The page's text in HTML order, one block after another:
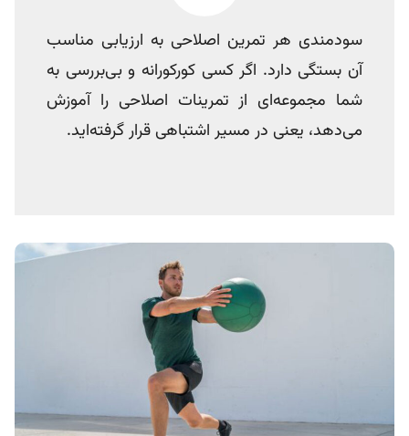
سودمندی هر تمرین اصلاحی به ارزیابی مناسب
آن بستگی دارد. اگر کسی کورکورانه و بی‌بررسی به
شما مجموعه‌ای از تمرینات اصلاحی را آموزش
می‌دهد، یعنی در مسیر اشتباهی قرار گرفته‌اید.